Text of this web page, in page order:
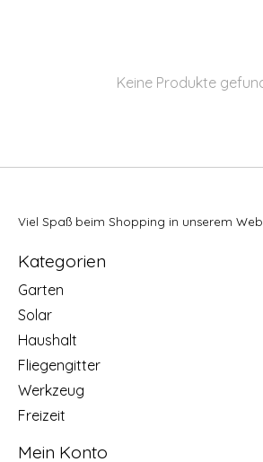
Keine Produkte
Viel Spaß beim Shopping in unserem
Kategorien
Garten
Solar
Haushalt
Fliegengitter
Werkzeug
Freizeit
Mein Konto